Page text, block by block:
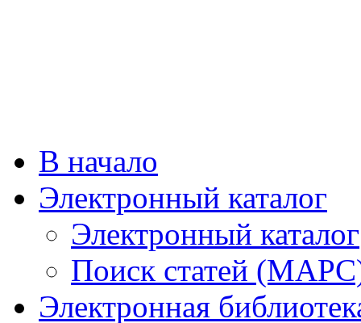
В начало
Электронный каталог
Электронный каталог
Поиск статей
Электронная